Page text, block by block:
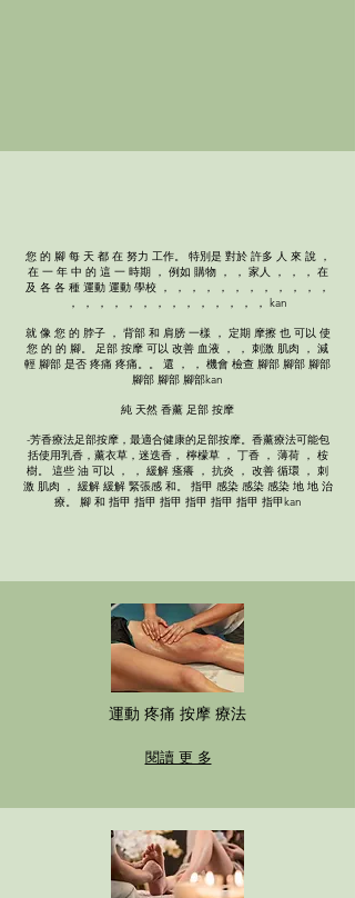
您 的 腳 每 天 都 在 努力 工作。 特別是 對於 許多 人 來 說 ，
在 一 年 中 的 這 一 時期 ， 例如 購物 ， ， 家人 ， ， ， 在
及 各 各 種 運動 運動 學校 ， ， ， ， ， ， ， ， ， ， ， ，
， ， ， ， ， ， ， ， ， ， ， ， ， ， kan
就 像 您 的 脖子 ， 背部 和 肩膀 一樣 ， 定期 摩擦 也 可以 使
您 的 的 腳。 足部 按摩 可以 改善 血液 ， ， 刺激 肌肉 ， 減
輕 腳部 是否 疼痛 疼痛。。 還 ， ， 機會 檢查 腳部 腳部 腳部
腳部 腳部 腳部kan
純 天然 香薰 足部 按摩
-芳香療法足部按摩，最適合健康的足部按摩。香薰療法可能包
括使用乳香，薰衣草，迷迭香， 檸檬草 ， 丁香 ， 薄荷 ， 桉
樹。 這些 油 可以 ， ， 緩解 瘙癢 ， 抗炎 ， 改善 循環 ， 刺
激 肌肉 ， 緩解 緩解 緊張感 和。 指甲 感染 感染 感染 地 地 治
療。 腳 和 指甲 指甲 指甲 指甲 指甲 指甲 指甲kan
運動 疼痛 按摩 療法
閱讀 更 多